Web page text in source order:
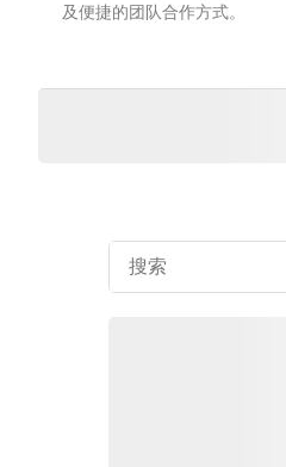
及便捷的团队合作方式。